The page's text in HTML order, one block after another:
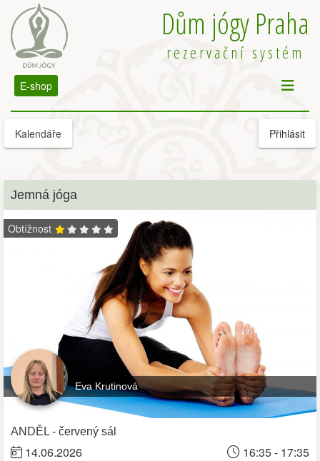
Dům jógy Praha
rezervační systém
E-shop
Kalendáře Přihlásit
Jemná jóga
Obtížnost
Eva Krutinová
ANDĚL - červený sál
14.06.2026 16:35 - 17:35